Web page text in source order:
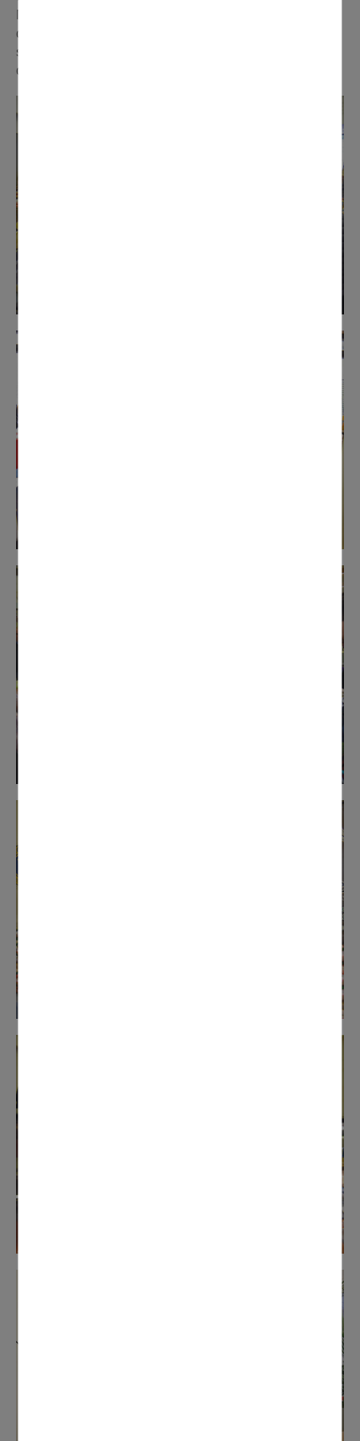
d'Agglomération Plaine Vallée, de Sébastien Meurant,
sénateur du Val-d'Oise, et de plusieurs responsables
d'association et élus locaux.